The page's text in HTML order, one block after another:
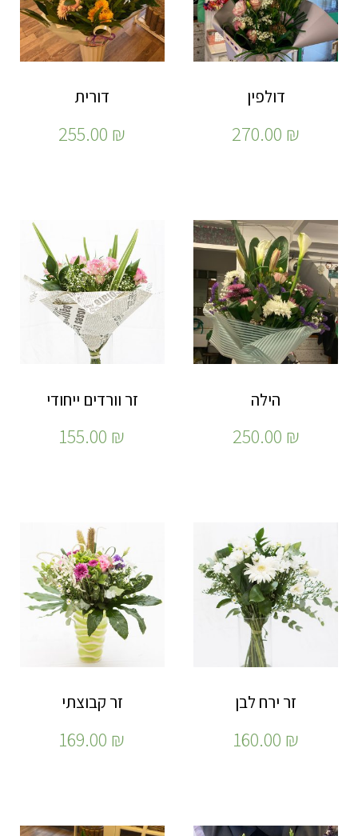
דולפין
270.00 ₪
דורית
255.00 ₪
הילה
250.00 ₪
זר וורדים ייחודי
155.00 ₪
זר ירח לבן
160.00 ₪
זר קבוצתי
169.00 ₪